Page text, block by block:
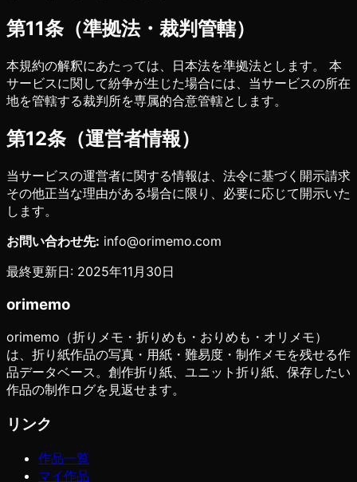
第11条（準拠法・裁判管轄）
本規約の解釈にあたっては、日本法を準拠法とします。 本
サービスに関して紛争が生じた場合には、当サービスの所在
地を管轄する裁判所を専属的合意管轄とします。
第12条（運営者情報）
当サービスの運営者に関する情報は、法令に基づく開示請求
その他正当な理由がある場合に限り、必要に応じて開示いた
します。
お問い合わせ先: info@orimemo.com
最終更新日: 2025年11月30日
orimemo
orimemo（折りメモ・折りめも・おりめも・オリメモ）
は、折り紙作品の写真・用紙・難易度・制作メモを残せる作
品データベース。創作折り紙、ユニット折り紙、保存したい
作品の制作ログを見返せます。
リンク
作品一覧
マイ作品